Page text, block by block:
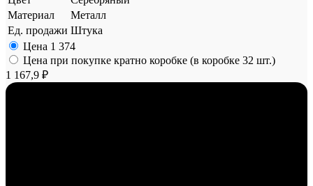
Материал
Металл
Ед. продажи Штука
Цена 1 374
Цена при покупке кратно коробке (в коробке 32 шт.)
1 167,9 ₽